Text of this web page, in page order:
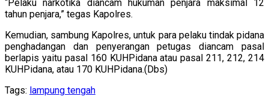
“Pelaku narkotika diancam hukuman penjara maksimal 12
tahun penjara,” tegas Kapolres.
Kemudian, sambung Kapolres, untuk para pelaku tindak pidana
penghadangan dan penyerangan petugas diancam pasal
berlapis yaitu pasal 160 KUHPidana atau pasal 211, 212, 214
KUHPidana, atau 170 KUHPidana.(Dbs)
Tags: lampung tengah